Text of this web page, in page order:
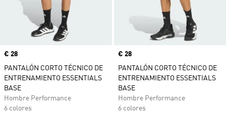
Precio
€ 28
PANTALÓN CORTO TÉCNICO DE
ENTRENAMIENTO ESSENTIALS
BASE
Hombre Performance
6 colores
Precio
€ 28
PANTALÓN CORTO TÉCNICO DE
ENTRENAMIENTO ESSENTIALS
BASE
Hombre Performance
6 colores